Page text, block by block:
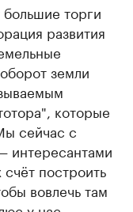
большие торги
развития
земли
которые
сейчас с
интересантами
построить
вовлечь там